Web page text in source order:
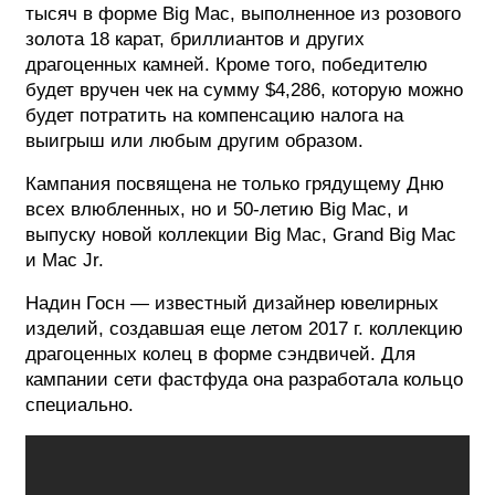
тысяч в форме Big Mac, выполненное из розового
золота 18 карат, бриллиантов и других
драгоценных камней. Кроме того, победителю
будет вручен чек на сумму $4,286, которую можно
будет потратить на компенсацию налога на
выигрыш или любым другим образом.
Кампания посвящена не только грядущему Дню
всех влюбленных, но и 50-летию Big Mac, и
выпуску новой коллекции Big Mac, Grand Big Mac
и Mac Jr.
Надин Госн — известный дизайнер ювелирных
изделий, создавшая еще летом 2017 г. коллекцию
драгоценных колец в форме сэндвичей. Для
кампании сети фастфуда она разработала кольцо
специально.